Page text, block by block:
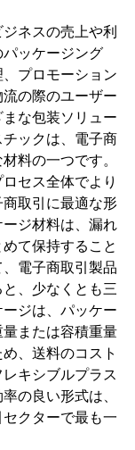
ネスの売上や利
ッケージング
プロモーション
の際のユーザー
な包装ソリュー
ックは、電子商
料の一つです。
セス全体でより
取引に最適な形
ジ材料は、漏れ
て保持すること
電子商取引製品
、少なくとも三
ジは、パッケー
または容積重量
、送料のコスト
キシブルプラス
の良い形式は、
クターで最も一